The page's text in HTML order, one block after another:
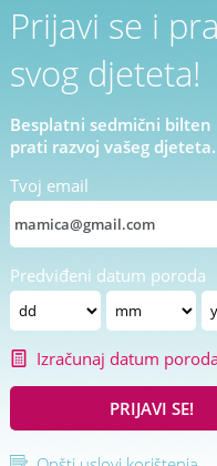
Prijavi se i
svog djeteta!
Besplatni sedmični bilten
prati razvoj vašeg djeteta.
Tvoj email
Predviđeni datum poroda
Izračunaj datum
PRIJAVI SE!